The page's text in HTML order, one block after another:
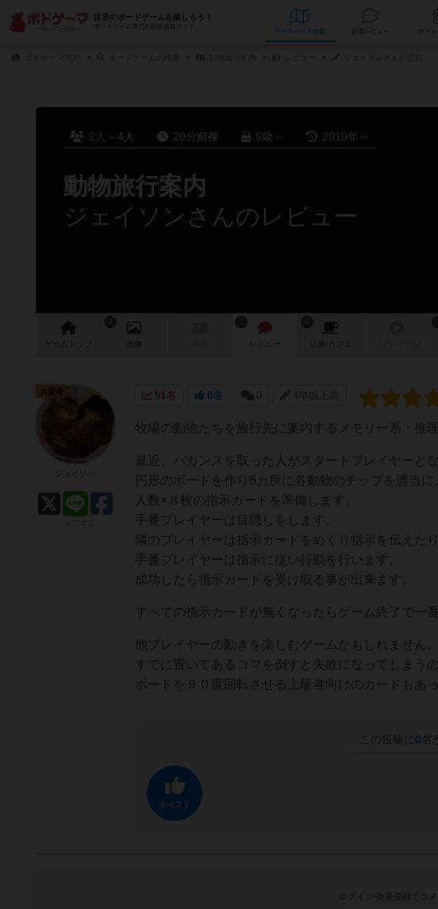
世界のボードゲームを楽しもう！
ボードゲーム専門の総合情報サイト
データベース
2人～4人 20分前後 5歳～ 2010年～
動物旅行案内
ジェイソンさんのレビュー
ゲーム 画像 レビュー 店舗/ カフェ
91名 0名 0 4年以上前
牧場の動物たちを旅行先に案内するメモリー系・推
最近、バカンスを取った人がスタートプレイヤーとな
円形のボードを作り6カ所に各動物のチップを適当に
人数×８枚の指示カードを準備します。
手番プレイヤーは目隠しをします。
隣のプレイヤーは指示カードをめくり指示を伝えた
手番プレイヤーは指示に従い行動を行います。
成功したら指示カードを受け取る事が出来ます。
すべての指示カードが無くなったらゲーム終了で一
他プレイヤーの動きを楽しむゲームかもしれません。
すでに置いてあるコマを倒すと失敗になってしまう
ボードを９０度回転させる上級者向けのカードもあ
この投稿に 0名
ナイス！
大賢者
ログイン/会員登録でコメ